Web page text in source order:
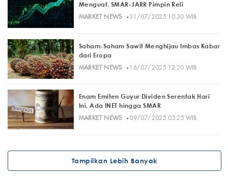
Menguat, SMAR-JARR Pimpin Reli
MARKET NEWS· 31/07/2025 10:30 WIB
Saham-Saham Sawit Menghijau Imbas Kabar
dari Eropa
MARKET NEWS· 16/07/2025 12:20 WIB
Enam Emiten Guyur Dividen Serentak Hari
Ini, Ada INET hingga SMAR
MARKET NEWS· 09/07/2025 05:25 WIB
Tampilkan Lebih Banyak